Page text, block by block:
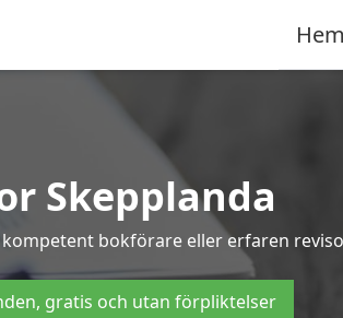
Hem
Skepplanda
bokförare eller erfaren
gratis och utan förpliktelser